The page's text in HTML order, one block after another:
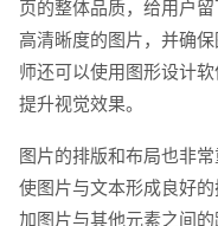
页的整体品质，给用户
高清晰度的图片，并确
师还可以使用图形设计
提升视觉效果。
图片的排版和布局也非
使图片与文本形成良好
加图片与其他元素之间